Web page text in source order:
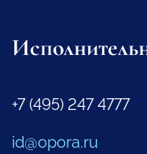
+7 (495) 247 4777
id@opora.ru